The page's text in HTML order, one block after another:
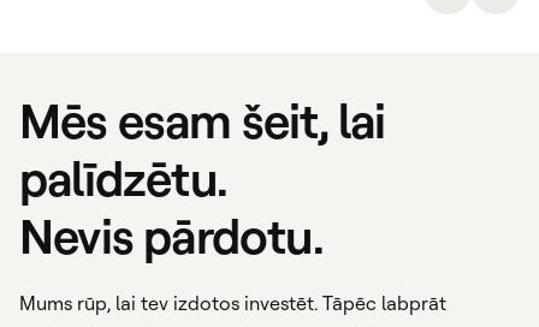
Mēs esam šeit, lai
palīdzētu.
Nevis pārdotu.
Mums rūp, lai tev izdotos investēt. Tāpēc labprāt